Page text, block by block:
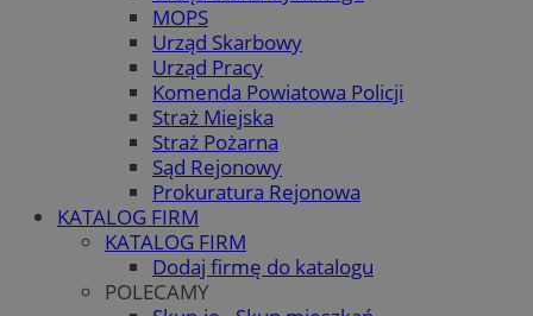
MOPS
Urząd Skarbowy
Urząd Pracy
Komenda Powiatowa Policji
Straż Miejska
Straż Pożarna
Sąd Rejonowy
Prokuratura Rejonowa
KATALOG FIRM
KATALOG FIRM
Dodaj firmę do katalogu
POLECAMY